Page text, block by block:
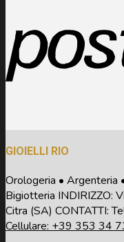
GIOIELLI RIO
Orologeria • Argenteria
Bigiotteria INDIRIZZO:
Citra (SA) CONTATTI:
Cellulare: +39 353 34